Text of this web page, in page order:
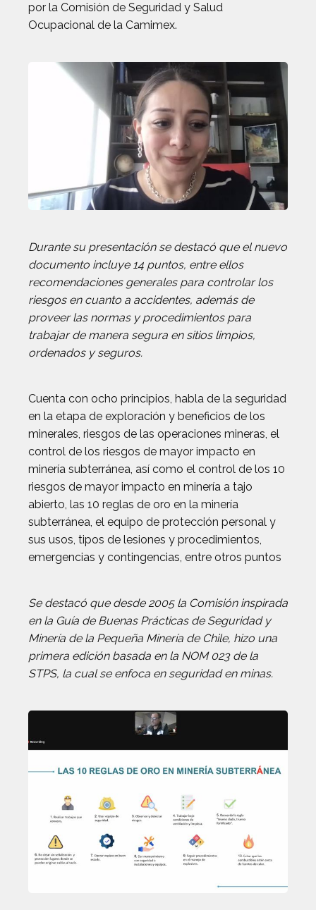
por la Comisión de Seguridad y Salud
Ocupacional de la Camimex.
Durante su presentación se destacó que el nuevo
documento incluye 14 puntos, entre ellos
recomendaciones generales para controlar los
riesgos en cuanto a accidentes, además de
proveer las normas y procedimientos para
trabajar de manera segura en sitios limpios,
ordenados y seguros.
Cuenta con ocho principios, habla de la seguridad
en la etapa de exploración y beneficios de los
minerales, riesgos de las operaciones mineras, el
control de los riesgos de mayor impacto en
minería subterránea, así como el control de los 10
riesgos de mayor impacto en minería a tajo
abierto, las 10 reglas de oro en la minería
subterránea, el equipo de protección personal y
sus usos, tipos de lesiones y procedimientos,
emergencias y contingencias, entre otros puntos
Se destacó que desde 2005 la Comisión inspirada
en la Guía de Buenas Prácticas de Seguridad y
Minería de la Pequeña Minería de Chile, hizo una
primera edición basada en la NOM 023 de la
STPS, la cual se enfoca en seguridad en minas.